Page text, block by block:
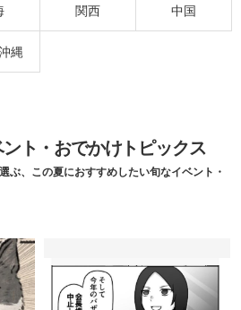
関西 中国
縄
ト・おでかけトピックス
ぶ、この夏におすすめしたい旬なイベント・